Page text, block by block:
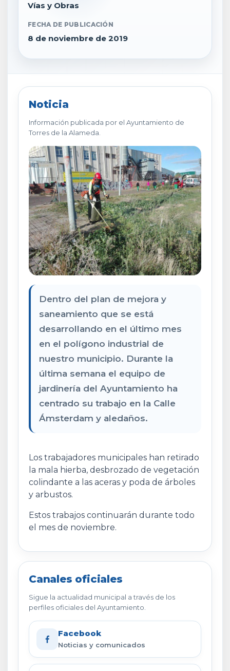
Vías y Obras
FECHA DE PUBLICACIÓN
8 de noviembre de 2019
Noticia
Información publicada por el Ayuntamiento de
Torres de la Alameda.
Dentro del plan de mejora y
saneamiento que se está
desarrollando en el último mes
en el polígono industrial de
nuestro municipio. Durante la
última semana el equipo de
jardinería del Ayuntamiento ha
centrado su trabajo en la Calle
Ámsterdam y aledaños.
Los trabajadores municipales han retirado
la mala hierba, desbrozado de vegetación
colindante a las aceras y poda de árboles
y arbustos.
Estos trabajos continuarán durante todo
el mes de noviembre.
Canales oficiales
Sigue la actualidad municipal a través de los
perfiles oficiales del Ayuntamiento.
Facebook
Noticias y comunicados